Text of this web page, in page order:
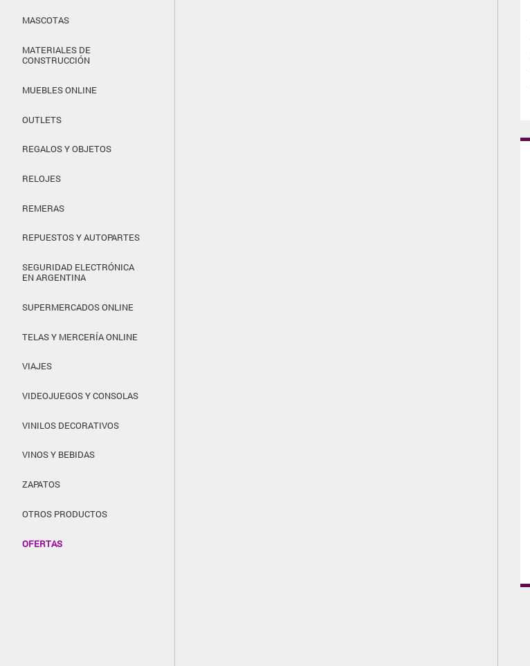
MASCOTAS
MATERIALES DE
CONSTRUCCIÓN
MUEBLES ONLINE
OUTLETS
REGALOS Y OBJETOS
RELOJES
REMERAS
REPUESTOS Y AUTOPARTES
SEGURIDAD ELECTRÓNICA
EN ARGENTINA
SUPERMERCADOS ONLINE
TELAS Y MERCERÍA ONLINE
VIAJES
VIDEOJUEGOS Y CONSOLAS
VINILOS DECORATIVOS
VINOS Y BEBIDAS
ZAPATOS
OTROS PRODUCTOS
OFERTAS